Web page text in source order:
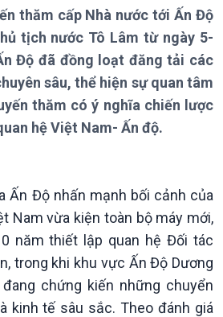
Thời sự
Thời sự 18h
Thời sự 21h30
Bản tin
Chuyên mục
Theo dòng Thời sự
thăm cấp Nhà nước tới Ấn Độ
tịch nước Tô Lâm từ ngày 5-
Độ đã đồng loạt đăng tải các
sâu, thể hiện sự quan tâm
thăm có ý nghĩa chiến lược
hệ Việt Nam- Ấn độ.
Ấn Độ nhấn mạnh bối cảnh của
Nam vừa kiện toàn bộ máy mới,
năm thiết lập quan hệ Đối tác
trong khi khu vực Ấn Độ Dương
chứng kiến những chuyển
kinh tế sâu sắc. Theo đánh giá